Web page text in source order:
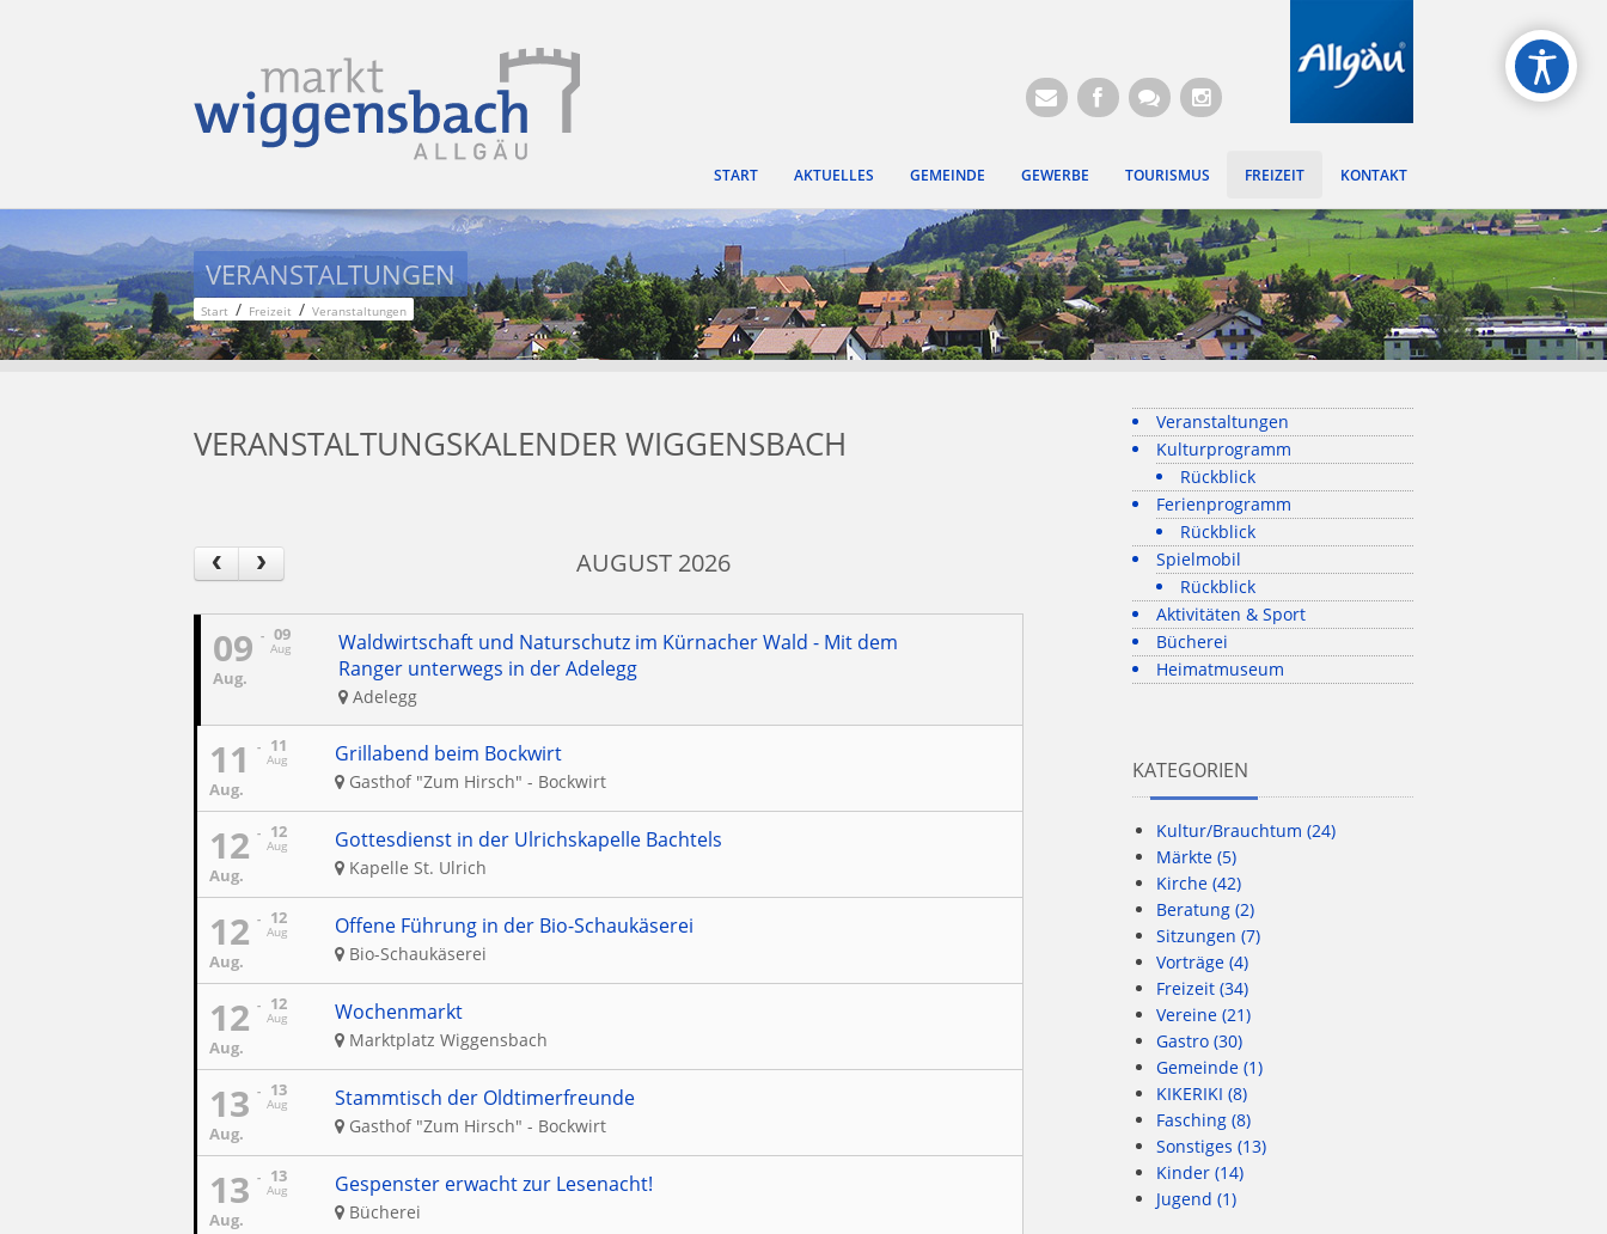
START AKTUELLES GEMEINDE GEWERBE TOURISMUS FREIZEIT KONTAKT
VERANSTALTUNGEN
Start / Freizeit / Veranstaltungen
VERANSTALTUNGSKALENDER WIGGENSBACH
AUGUST 2026
09
Aug
09
Aug.
Waldwirtschaft und Naturschutz im Kürnacher Wald - Mit dem
Ranger unterwegs in der Adelegg
Adelegg
11
Aug
11
Aug.
Grillabend beim Bockwirt
Gasthof "Zum Hirsch" - Bockwirt
12
Aug
12
Aug.
Gottesdienst in der Ulrichskapelle Bachtels
Kapelle St. Ulrich
12
Aug
12
Aug.
Offene Führung in der Bio-Schaukäserei
Bio-Schaukäserei
12
Aug
12
Aug.
Wochenmarkt
Marktplatz Wiggensbach
13
Aug
13
Aug.
Stammtisch der Oldtimerfreunde
Gasthof "Zum Hirsch" - Bockwirt
13
Aug
13
Aug.
Gespenster erwacht zur Lesenacht!
Bücherei
Veranstaltungen
Kulturprogramm
Rückblick
Ferienprogramm
Rückblick
Spielmobil
Rückblick
Aktivitäten & Sport
Bücherei
Heimatmuseum
KATEGORIEN
Kultur/Brauchtum (24)
Märkte (5)
Kirche (42)
Beratung (2)
Sitzungen (7)
Vorträge (4)
Freizeit (34)
Vereine (21)
Gastro (30)
Gemeinde (1)
KIKERIKI (8)
Fasching (8)
Sonstiges (13)
Kinder (14)
Jugend (1)